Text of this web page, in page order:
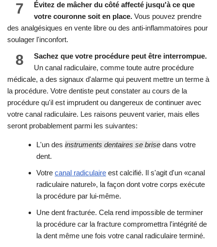
7
Évitez de mâcher du côté affecté jusqu'à ce que
votre couronne soit en place. Vous pouvez prendre
des analgésiques en vente libre ou des anti-inflammatoires pour
soulager l'inconfort.
8
Sachez que votre procédure peut être interrompue.
Un canal radiculaire, comme toute autre procédure
médicale, a des signaux d'alarme qui peuvent mettre un terme à
la procédure. Votre dentiste peut constater au cours de la
procédure qu'il est imprudent ou dangereux de continuer avec
votre canal radiculaire. Les raisons peuvent varier, mais elles
seront probablement parmi les suivantes:
L'un des instruments dentaires se brise dans votre
dent.
Votre canal radiculaire est calcifié. Il s'agit d'un «canal
radiculaire naturel», la façon dont votre corps exécute
la procédure par lui-même.
Une dent fracturée. Cela rend impossible de terminer
la procédure car la fracture compromettra l'intégrité de
la dent même une fois votre canal radiculaire terminé.